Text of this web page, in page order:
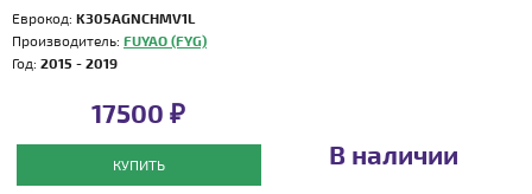
Еврокод: K305AGNCHMV1L
Производитель: FUYAO (FYG)
Год: 2015 - 2019
17500 ₽
КУПИТЬ В наличии